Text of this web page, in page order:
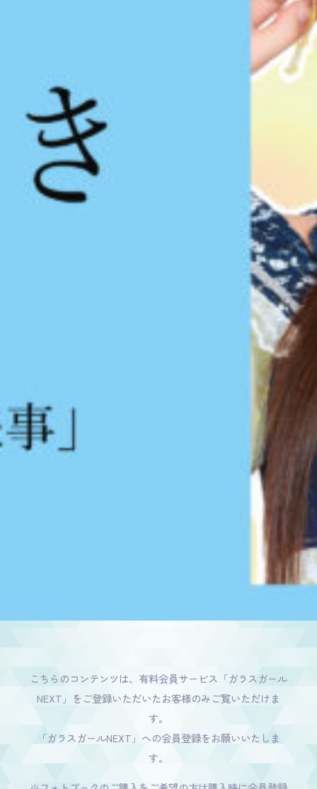
こちらのコンテンツは、有料会員サービス「ガラスガール
NEXT」をご登録いただいたお客様のみご覧いただけま
す。
「ガラスガールNEXT」への会員登録をお願いいたしま
す。